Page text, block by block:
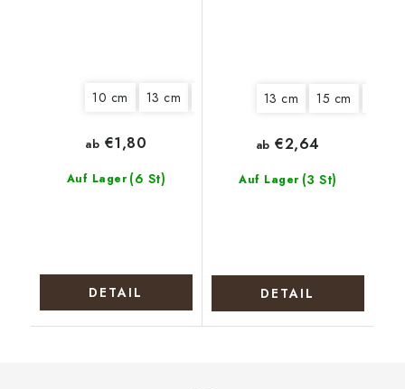
10 cm 13 cm 20 cm
Auf Lager (6 St)
ab €1,80
DETAIL
13 cm 15 cm
Auf Lager (3 St)
ab €2,64
DETAIL